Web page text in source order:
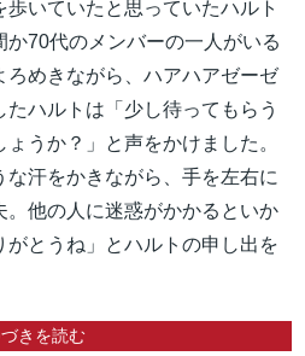
いていたと思っていたハルト
70代のメンバーの一人がいる
めきながら、ハアハアゼーゼ
ハルトは「少し待ってもらう
うか？」と声をかけました。
汗をかきながら、手を左右に
他の人に迷惑がかかるといか
がとうね」とハルトの申し出を
きを読む